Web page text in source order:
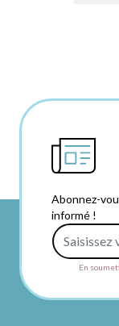
Abonnez-
informé !
En